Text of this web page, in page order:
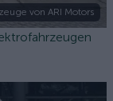
von ARI Motors